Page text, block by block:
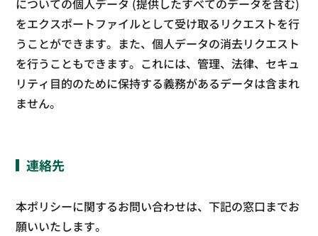
についての個人データ (提供したすべてのデータを含む)
をエクスポートファイルとして受け取るリクエストを行
うことができます。また、個人データの消去リクエスト
を行うこともできます。これには、管理、法律、セキュ
リティ目的のために保持する義務があるデータは含まれ
ません。
連絡先
本ポリシーに関するお問い合わせは、下記の窓口までお
願いいたします。